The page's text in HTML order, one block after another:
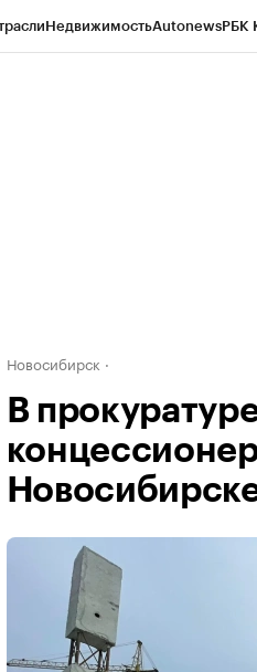
НедвижимостьAutonewsРБК
Новосибирск
В